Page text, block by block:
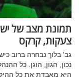
תמונת מצב של
צעקות, קרקס
גב' בלוך נבחרה ברוב
נכון, הגון, הוגן. כל
היא מאבדת את כל